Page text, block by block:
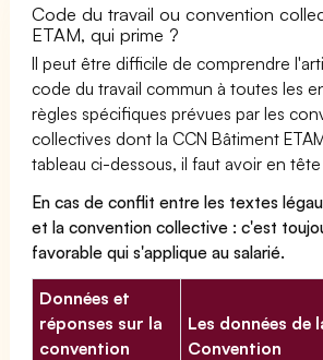
Code du travail ou convention
ETAM, qui prime ?
Il peut être difficile de comprendre
code du travail commun à toutes les
règles spécifiques prévues par les
collectives dont la CCN Bâtiment
tableau ci-dessous, il faut avoir en
En cas de conflit entre les textes
et la convention collective : c'est
favorable qui s'applique au salarié.
Données et
réponses sur la
convention
Les données de
Convention